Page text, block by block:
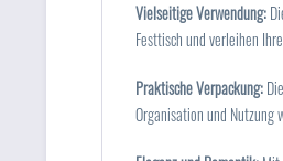
Vielseitige Verwendung:
Festtisch und verleihen
Praktische Verpackung:
Organisation und Nutzung